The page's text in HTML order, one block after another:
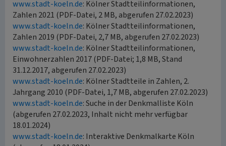
www.stadt-koeln.de: Kölner Stadtteilinformationen,
Zahlen 2021 (PDF-Datei, 2 MB, abgerufen 27.02.2023)
www.stadt-koeln.de: Kölner Stadtteilinformationen,
Zahlen 2019 (PDF-Datei, 2,7 MB, abgerufen 27.02.2023)
www.stadt-koeln.de: Kölner Stadtteilinformationen,
Einwohnerzahlen 2017 (PDF-Datei; 1,8 MB, Stand
31.12.2017, abgerufen 27.02.2023)
www.stadt-koeln.de: Kölner Stadtteile in Zahlen, 2.
Jahrgang 2010 (PDF-Datei, 1,7 MB, abgerufen 27.02.2023)
www.stadt-koeln.de: Suche in der Denkmalliste Köln
(abgerufen 27.02.2023, Inhalt nicht mehr verfügbar
18.01.2024)
www.stadt-koeln.de: Interaktive Denkmalkarte Köln